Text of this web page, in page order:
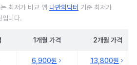
최저가 비교 앱 나만의닥터 기준 최저가
니다.
1개월 가격 2개월 가격
6,900원 13,800원